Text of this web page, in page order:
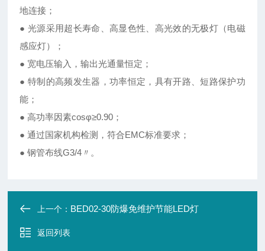
地连接；
● 光源采用超长寿命、高显色性、高光效的无极灯（电磁
感应灯）；
● 宽电压输入，输出光通量恒定；
● 特制的高频发生器，功率恒定，具有开路、短路保护功
能；
● 高功率因素cosφ≥0.90；
● 通过国家机构检测，符合EMC标准要求；
● 钢管布线G3/4〃。
上一个： BED02-30防爆免维护节能LED灯
返回列表